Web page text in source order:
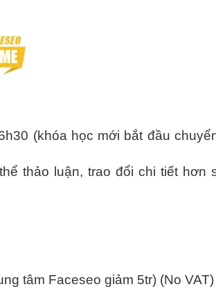
(khóa học mới bắt đầu
thảo luận, trao đổi chi tiết hơn
tâm Faceseo giảm 5tr) (No VAT)